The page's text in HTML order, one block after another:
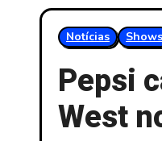
Notícias Shows
Pepsi
West